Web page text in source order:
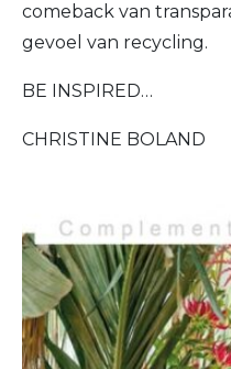
comeback van
gevoel van recycling.
BE INSPIRED…
CHRISTINE BOLAND